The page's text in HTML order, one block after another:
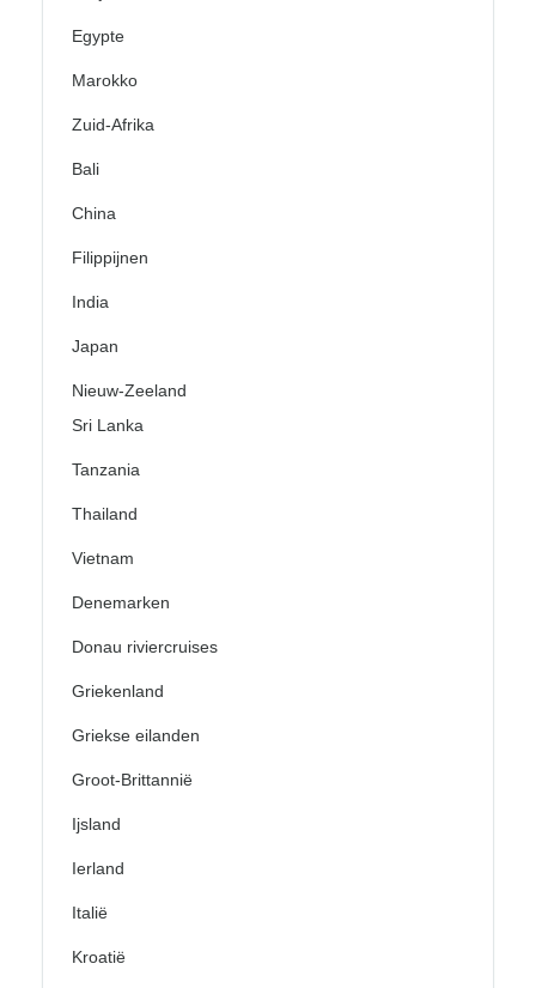
Egypte
Marokko
Zuid-Afrika
Bali
China
Filippijnen
India
Japan
Nieuw-Zeeland
Sri Lanka
Tanzania
Thailand
Vietnam
Denemarken
Donau riviercruises
Griekenland
Griekse eilanden
Groot-Brittannië
Ijsland
Ierland
Italië
Kroatië